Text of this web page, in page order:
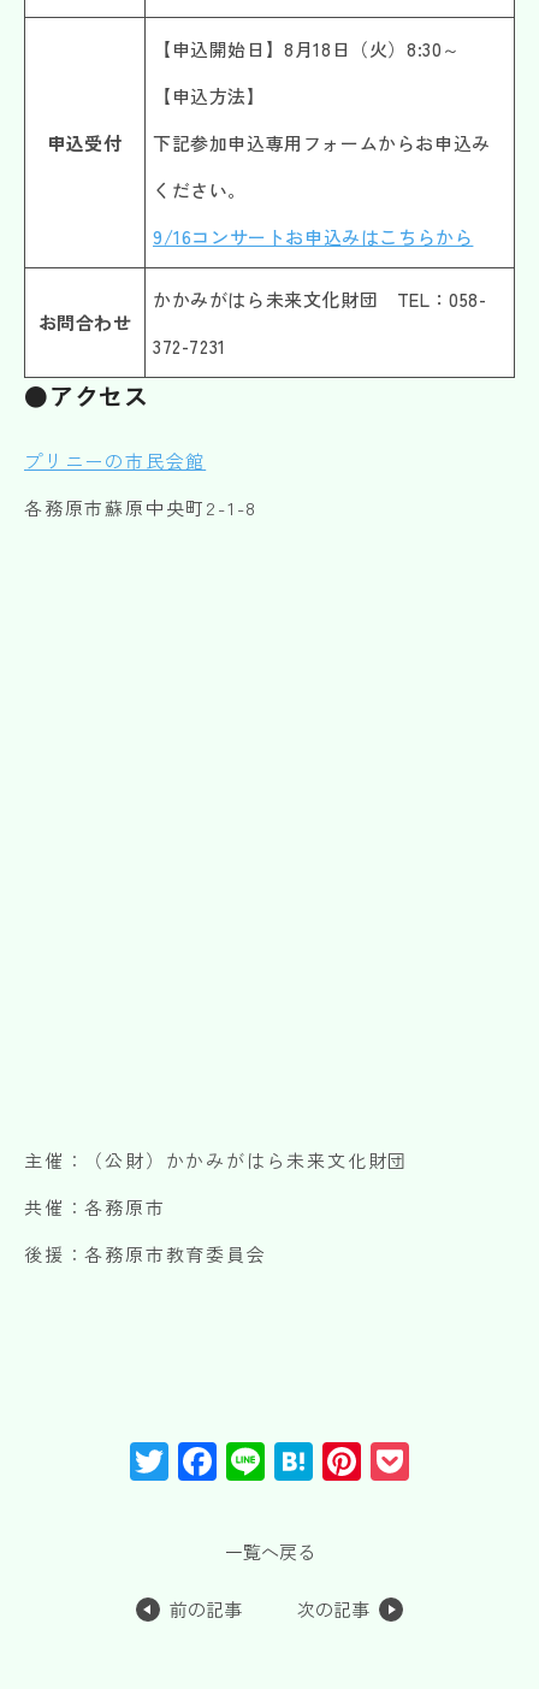
申込受付
【申込開始日】8月18日（火）8:30～
【申込方法】
下記参加申込専用フォームからお申込み
ください。
9/16コンサートお申込みはこちらから
お問合わせ
かかみがはら未来文化財団 TEL：058-
372-7231
●アクセス
プリニーの市民会館
各務原市蘇原中央町2-1-8
主催：（公財）かかみがはら未来文化財団
共催：各務原市
後援：各務原市教育委員会
T F
c
e
b
Li
e
H
a
Pi
st
前の記事
一覧へ戻る
次の記事